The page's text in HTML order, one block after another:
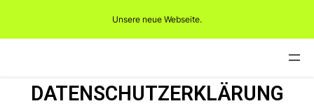
Unsere neue Webseite.
DATENSCHUTZERKLÄRUNG